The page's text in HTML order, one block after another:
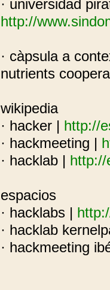
· universidad
http://
· càpsula a
nutrients
wikipedia
· hacker | http://
· hackmeeting |
· hacklab | http://
espacios
· hacklabs |
· hacklab
· hackmeeting